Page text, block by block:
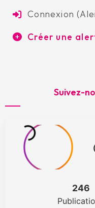
Connexion
Créer une
Suivez-